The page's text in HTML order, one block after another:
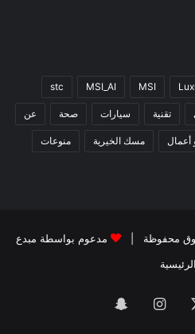
MSI
MSI_AI
stc
تقنية سيارات صحة عن
أعمال مسك الخيرية منوعات
مدعوم بواسطة مبدع
الرئيسية
انستقرام